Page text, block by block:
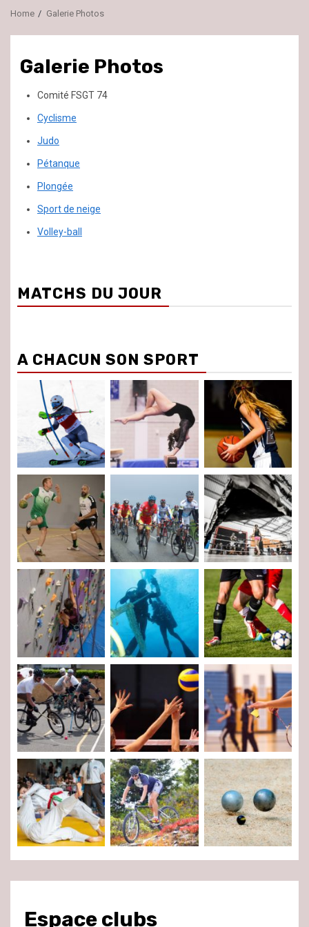
Home Galerie Photos
Galerie Photos
Comité FSGT 74
Cyclisme
Judo
Pétanque
Plongée
Sport de neige
Volley-ball
MATCHS DU JOUR
A CHACUN SON SPORT
Espace clubs